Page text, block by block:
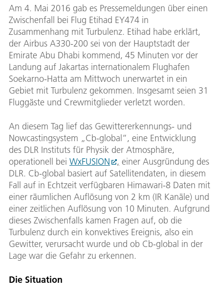
Am 4. Mai 2016 gab es Pressemeldungen über einen
Zwischenfall bei Flug Etihad EY474 in
Zusammenhang mit Turbulenz. Etihad habe erklärt,
der Airbus A330-200 sei von der Hauptstadt der
Emirate Abu Dhabi kommend, 45 Minuten vor der
Landung auf Jakartas internationalem Flughafen
Soekarno-Hatta am Mittwoch unerwartet in ein
Gebiet mit Turbulenz gekommen. Insgesamt seien 31
Fluggäste und Crewmitglieder verletzt worden.
An diesem Tag lief das Gewittererkennungs- und
Nowcastingsystem „Cb-global”, eine Entwicklung
des DLR Instituts für Physik der Atmosphäre,
operationell bei WxFUSION , einer Ausgründung des
DLR. Cb-global basiert auf Satellitendaten, in diesem
Fall auf in Echtzeit verfügbaren Himawari-8 Daten mit
einer räumlichen Auflösung von 2 km (IR Kanäle) und
einer zeitlichen Auflösung von 10 Minuten. Aufgrund
dieses Zwischenfalls kamen Fragen auf, ob die
Turbulenz durch ein konvektives Ereignis, also ein
Gewitter, verursacht wurde und ob Cb-global in der
Lage war die Gefahr zu erkennen.
Die Situation